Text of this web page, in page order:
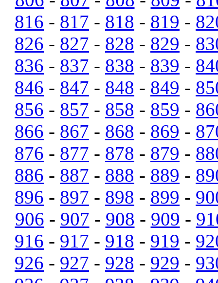
816 - 817 - 818 - 819 -
826 - 827 - 828 - 829 -
836 - 837 - 838 - 839 -
846 - 847 - 848 - 849 -
856 - 857 - 858 - 859 -
866 - 867 - 868 - 869 -
876 - 877 - 878 - 879 -
886 - 887 - 888 - 889 -
896 - 897 - 898 - 899 -
906 - 907 - 908 - 909 -
916 - 917 - 918 - 919 -
926 - 927 - 928 - 929 -